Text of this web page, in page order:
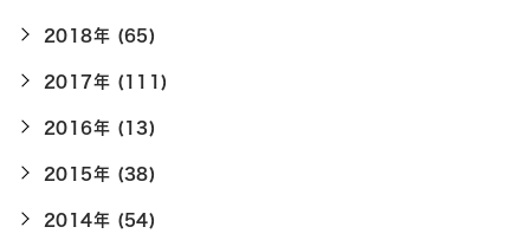
2018年 (65)
2017年 (111)
2016年 (13)
2015年 (38)
2014年 (54)